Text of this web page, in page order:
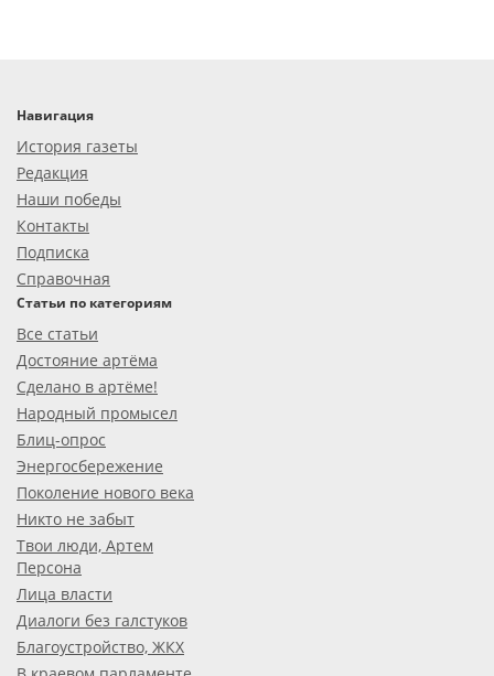
Навигация
История газеты
Редакция
Наши победы
Контакты
Подписка
Справочная
Статьи по категориям
Все статьи
Достояние артёма
Сделано в артёме!
Народный промысел
Блиц-опрос
Энергосбережение
Поколение нового века
Никто не забыт
Твои люди, Артем
Персона
Лица власти
Диалоги без галстуков
Благоустройство, ЖКХ